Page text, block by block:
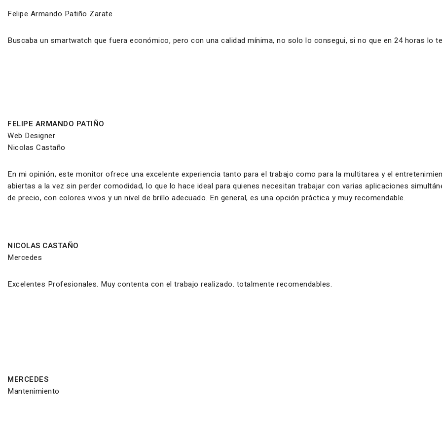
Felipe Armando Patiño Zarate
Buscaba un smartwatch que fuera económico, pero con una calidad mínima, no solo lo consegui, si no que en 24 horas lo
FELIPE ARMANDO PATIÑO
Web Designer
Nicolas Castaño
En mi opinión, este monitor ofrece una excelente experiencia tanto para el trabajo como para la multitarea y el
abiertas a la vez sin perder comodidad, lo que lo hace ideal para quienes necesitan trabajar con varias aplicaciones
de precio, con colores vivos y un nivel de brillo adecuado. En general, es una opción práctica y muy recomendable.
NICOLAS CASTAÑO
Mercedes
Excelentes Profesionales. Muy contenta con el trabajo realizado. totalmente recomendables.
MERCEDES
Mantenimiento